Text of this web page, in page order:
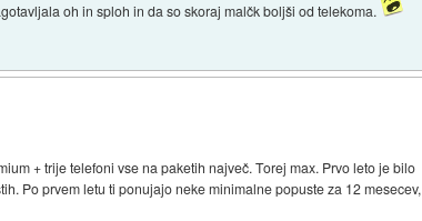
oh in sploh in da so skoraj malčk boljši od telekoma.
+ trije telefoni vse na paketih največ. Torej max. Prvo leto je bilo
Po prvem letu ti ponujajo neke minimalne popuste za 12 mesecev,